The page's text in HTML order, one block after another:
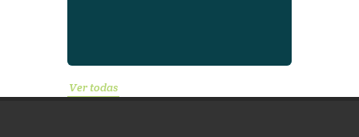
Ver todas